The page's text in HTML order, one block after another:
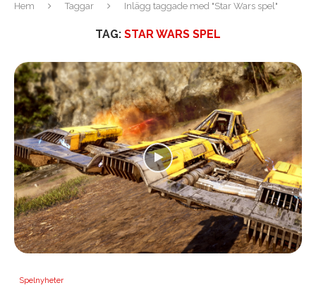
Hem Taggar Inlägg taggade med "Star Wars spel"
TAG: STAR WARS SPEL
Spelnyheter